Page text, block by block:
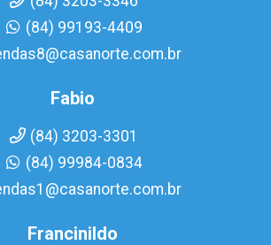
(84) 99193-4409
Fabio
(84) 3203-3301
(84) 99984-0834
Francinildo